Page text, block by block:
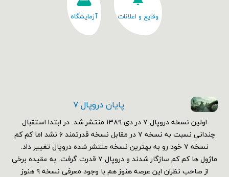
وقایع و اعلانات آزمایشگاه
پایان دروپال ۷
اولین نسخه دروپال ۷ در دی ۱۳۸۹ منتشر شد. در ابتدا استقبال
چندانی نسبت به نسخه ۷ در مقابل نسخه قدرتمند ۶ نشد اما کم کم
نسخه ۷ خود رو به بهترین نسخه منتشر شده دروپال تغییر داد.
ماژول ها کم کم سازگار شدند و دروپال ۷ قدرت گرفت. به عقیده برخی
از صاحب نظران این عرصه هنوز هم با وجود معرفی نسخه ۹ هنوز